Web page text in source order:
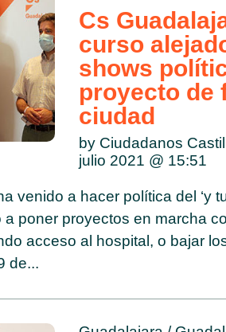
Cs
curso
shows
proyecto de
ciudad
by Ciudadanos
julio 2021 @ 15:51
venido a hacer política del ‘y
a poner proyectos en marcha
acceso al hospital, o bajar
de...